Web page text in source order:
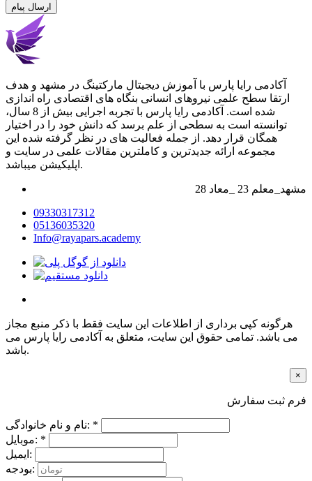
ارسال پیام
آکادمی رایا پارس با آموزش دیجیتال مارکتینگ در مشهد و هدف
ارتقا سطح علمی نیروهای انسانی بنگاه های اقتصادی راه اندازی
شده است. آکادمی رایا پارس با تجربه اجرایی بیش از 8 سال،
توانسته است به سطحی از علم برسد که دانش خود را در اختیار
همگان قرار دهد. از جمله فعالیت های در نظر گرفته شده این
مجموعه ارائه جدیدترین و کاملترین مقالات علمی در سایت و
اپلیکیشن میباشد.
28 مشهد_معلم 23 _معاد
09330317312
05136035320
Info@rayapars.academy
هرگونه کپی برداری از اطلاعات این سایت فقط با ذکر منبع مجاز
می باشد. تمامی حقوق این سایت، متعلق به آکادمی رایا پارس می
باشد.
×
فرم ثبت سفارش
نام و نام خانوادگی: *
موبایل: *
ایمیل:
بودجه: